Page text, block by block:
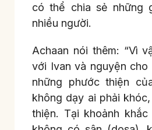
có thể chia sẻ những
nhiều người.
Achaan nói thêm: “Vì
với Ivan và nguyện cho
những phước thiện
không dạy ai phải
thiện. Tại khoảnh